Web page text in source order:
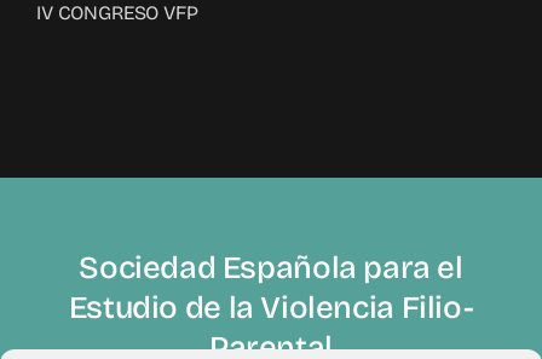
IV CONGRESO VFP
Sociedad Española para el
Estudio de la Violencia Filio-
Parental